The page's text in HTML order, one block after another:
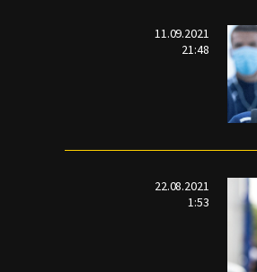
11.09.2021
21:48
22.08.2021
1:53